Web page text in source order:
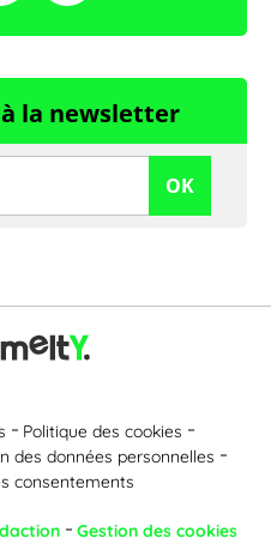
la newsletter
OK
Politique des cookies
des données personnelles
consentements
Gestion des cookies